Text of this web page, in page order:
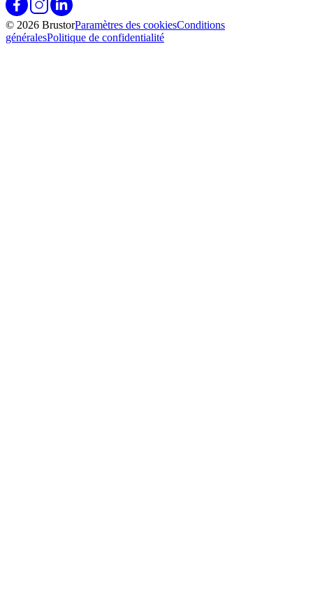
© 2026 BrustorParamètres des cookiesConditions
généralesPolitique de confidentialité